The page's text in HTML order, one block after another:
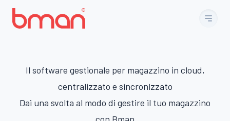
Il software gestionale per magazzino in cloud,
centralizzato e sincronizzato
Dai una svolta al modo di gestire il tuo magazzino